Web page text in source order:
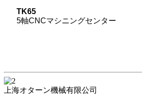
TK65
5軸CNCマシニングセンター
上海オターン機械有限公司